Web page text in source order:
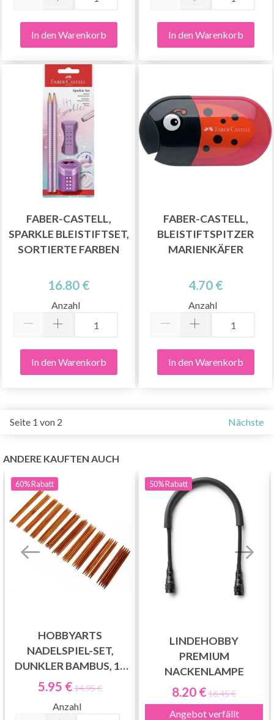
In den Warenkorb In den Warenkorb
FABER-CASTELL,
SPARKLE BLEISTIFTSET,
SORTIERTE FARBEN
16.80 €
Anzahl
In den Warenkorb
FABER-CASTELL,
BLEISTIFTSPITZER
MARIENKÄFER
4.70 €
Anzahl
In den Warenkorb
Seite 1 von 2 Nächste
ANDERE KAUFTEN AUCH
60%Rabatt
HOBBYARTS
NADELSPIEL-SET,
DUNKLER BAMBUS, 15
GRÖSSEN, 20 CM
5.95 €14.95 €
Anzahl
50%Rabatt
LINDEHOBBY
PREMIUM
NACKENLAMPE
8.20 €16.45 €
Angebot verfällt